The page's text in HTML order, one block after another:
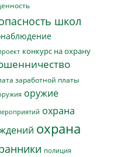
школ
конкурс на охрану
заработной платы
оружие
охрана
охрана
полиция